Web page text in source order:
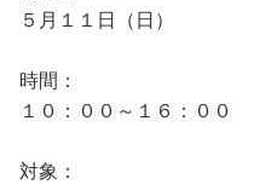
５月１１日（日）
時間：
１０：００～１６：００
対象：